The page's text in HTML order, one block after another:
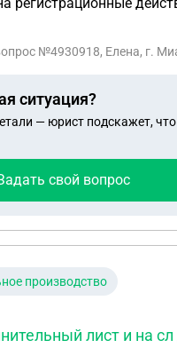
№4930918, Елена, г.
ситуация?
— юрист подскажет, что
свой вопрос
производство
лист и на сл